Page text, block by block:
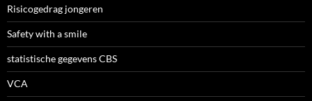
Risicogedrag jongeren
Safety with a smile
statistische gegevens CBS
VCA